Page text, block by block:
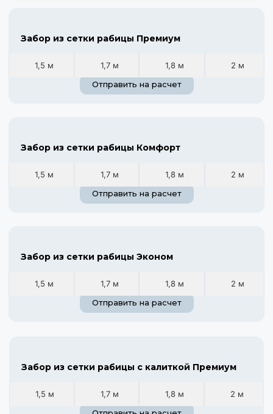
Забор из сетки рабицы Премиум
1,5 м 1,7 м 1,8 м
2 м
Отправить на расчет
Забор из сетки рабицы Комфорт
1,5 м 1,7 м 1,8 м
2 м
Отправить на расчет
Забор из сетки рабицы Эконом
1,5 м 1,7 м 1,8 м
2 м
Отправить на расчет
Забор из сетки рабицы с калиткой Премиум
1,5 м 1,7 м 1,8 м
2 м